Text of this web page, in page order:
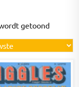
getoond
op